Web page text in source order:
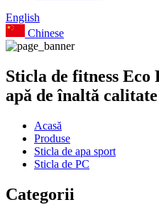
English
Chinese
Sticla de fitness
apă de înaltă calitate
Acasă
Produse
Sticla de apa sport
Sticla de PC
Categorii